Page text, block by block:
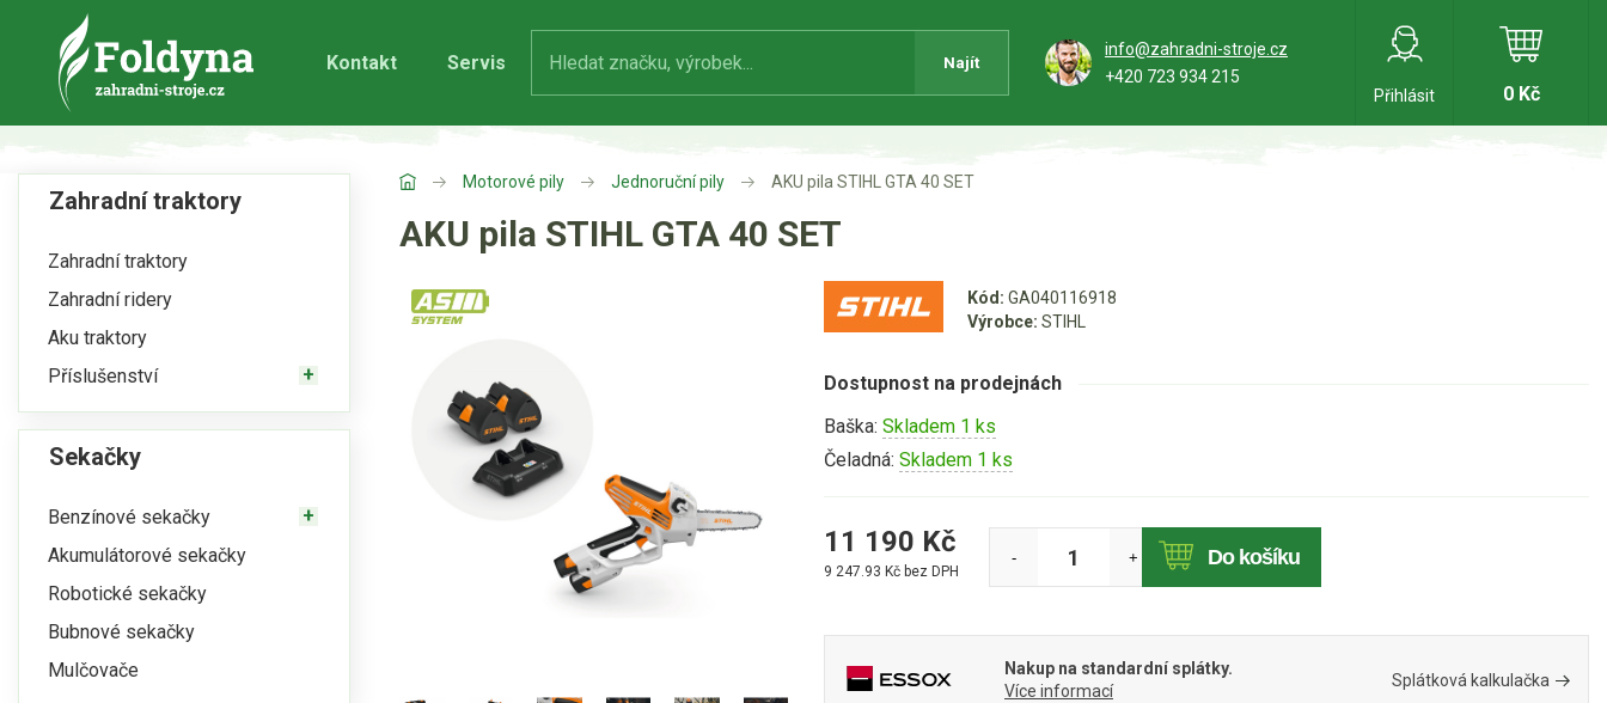
Kontakt Servis Najít
info@zahradni-stroje.cz
+420 723 934 215
Přihlásit
0 Kč
Zahradní traktory
Zahradní traktory
Zahradní ridery
Aku traktory
Příslušenství
Sekačky
Benzínové sekačky
Akumulátorové sekačky
Robotické sekačky
Bubnové sekačky
Mulčovače
Motorové pily Jednoruční pily AKU pila STIHL GTA 40 SET
AKU pila STIHL GTA 40 SET
Kód: GA040116918
Výrobce: STIHL
Dostupnost na prodejnách
Baška: Skladem 1 ks
Čeladná: Skladem 1 ks
11 190 Kč
9 247.93 Kč bez DPH
- + Do košíku
Nakup na standardní splátky.
Více informací
Splátková kalkulačka